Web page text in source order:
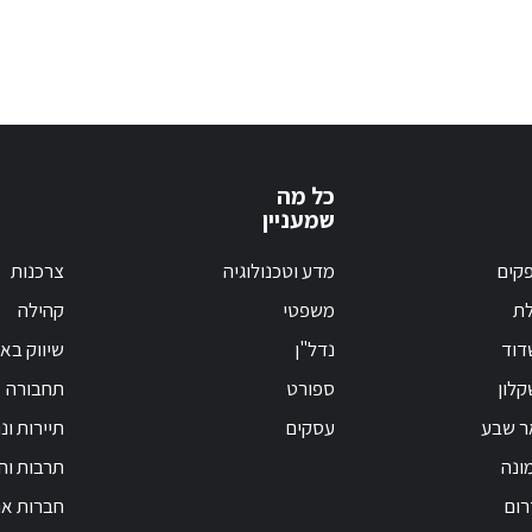
שבע
כל מה
שמעניין
מדע וטכנולוגיה
משפטי
נדל"ן
ספורט
עסקים
צרכנות
קהילה
שיווק
תחבורה
תיירות
תרבות
חברות